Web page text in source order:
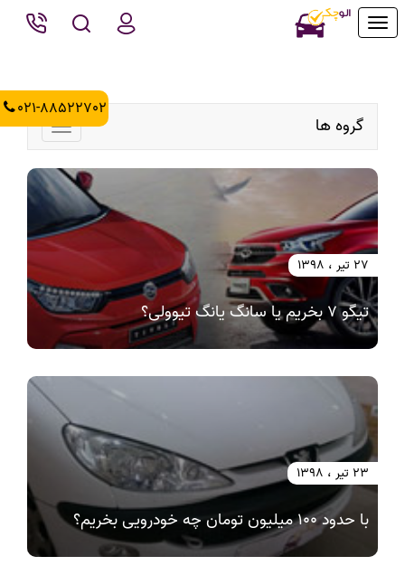
Toggle
021-88522702
Toggle
navigation
گروه ها
27 تیر ، 1398
تیگو 7 بخریم یا سانگ یانگ تیوولی؟
23 تیر ، 1398
با حدود 100 میلیون تومان چه خودرویی بخریم؟